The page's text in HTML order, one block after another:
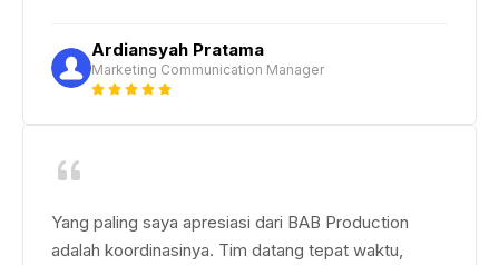
Ardiansyah Pratama
Marketing Communication Manager
Yang paling saya apresiasi dari BAB Production
adalah koordinasinya. Tim datang tepat waktu,